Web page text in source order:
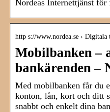
Nordeas Internettjänst för
http s://www.nordea.se › Digitala
Mobilbanken –
bankärenden –
Med mobilbanken får du
konton, lån, kort och ditt
snabbt och enkelt dina